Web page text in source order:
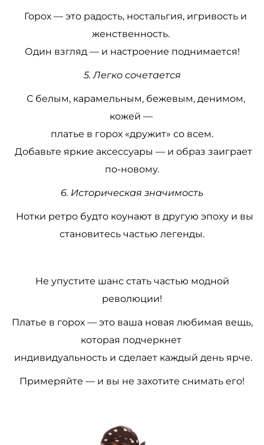
Горох — это радость, ностальгия, игривость и
женственность.
Один взгляд — и настроение поднимается!
5. Легко сочетается
С белым, карамельным, бежевым, денимом,
кожей —
платье в горох «дружит» со всем.
Добавьте яркие аксессуары — и образ заиграет
по-новому.
6. Историческая значимость
Нотки ретро будто коунают в другую эпоху и вы
становитесь частью легенды.
Не упустите шанс стать частью модной
революции!
Платье в горох — это ваша новая любимая вещь,
которая подчеркнет
индивидуальность и сделает каждый день ярче.
Примеряйте — и вы не захотите снимать его!